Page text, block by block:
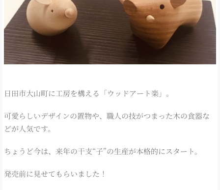
日田市大山町に工房を構える「ウッドアート楽」。
可愛らしいデザインの置物や、職人の技がつまった木の食器な
どが人気です。
ちょうど今は、来年の干支“子”の生産が本格的にスタート。
発売前に見せてもらいました！